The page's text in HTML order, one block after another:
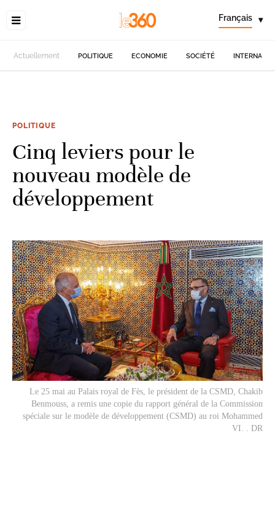
Français ▾
Actuellement POLITIQUE ECONOMIE SOCIÉTÉ
POLITIQUE
Cinq leviers pour le
nouveau modèle de
développement
Le 25 mai au Palais royal de Fès, le président de la CSMD, Chakib
Benmouss, a remis une copie du rapport général de la Commission
spéciale sur le modèle de développement (CSMD) au roi Mohammed
VI. . DR